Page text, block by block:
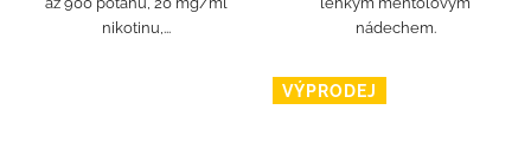
nikotinu,...
nádechem.
VÝPRODEJ